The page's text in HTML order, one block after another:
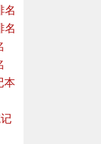
名
名
本